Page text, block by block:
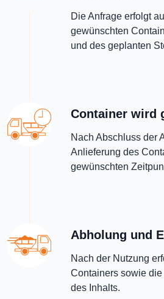
Die Anfrage erfolgt
gewünschten
und des geplanten
Container wird
Nach Abschluss der
Anlieferung des
gewünschten
Abholung und
Nach der Nutzung
Containers sowie
des Inhalts.